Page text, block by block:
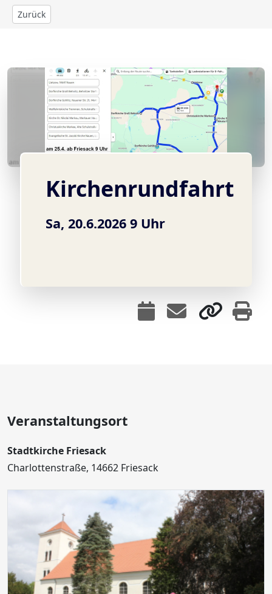
Zurück
Kirchenrundfahrt
Sa, 20.6.2026 9 Uhr
Veranstaltungsort
Stadtkirche Friesack
Charlottenstraße, 14662 Friesack